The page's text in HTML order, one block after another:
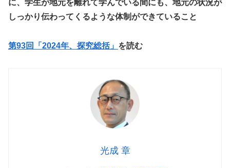
に、学生が地元を離れて学んでいる間にも、地元の状況が
しっかり伝わってくるような体制ができていること
第93回「2024年、探究総括」 を読む
光成 章